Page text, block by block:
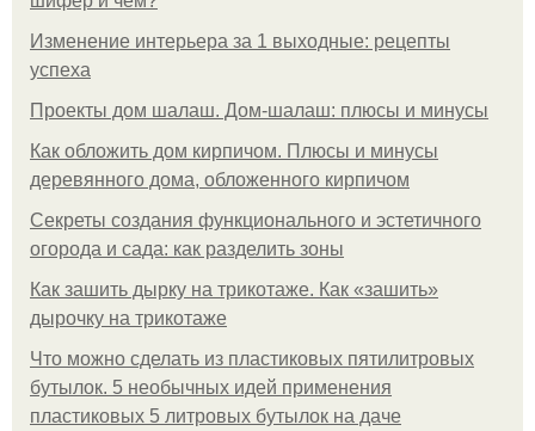
Изменение интерьера за 1 выходные: рецепты
успеха
Проекты дом шалаш. Дом-шалаш: плюсы и минусы
Как обложить дом кирпичом. Плюсы и минусы
деревянного дома, обложенного кирпичом
Секреты создания функционального и эстетичного
огорода и сада: как разделить зоны
Как зашить дырку на трикотаже. Как «зашить»
дырочку на трикотаже
Что можно сделать из пластиковых пятилитровых
бутылок. 5 необычных идей применения
пластиковых 5 литровых бутылок на даче